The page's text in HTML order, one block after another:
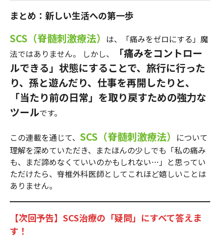
まとめ：新しい生活への第一歩
SCS（脊髄刺激療法） は、「痛みをゼロにする」魔
法ではありません。 しかし、
「痛みをコントロー
ルできる」状態にすることで、旅行に行った
り、孫と遊んだり、仕事を再開したりと、
「当たり前の日常」を取り戻すための強力な
ツールです。
この連載を通じて、 SCS（脊髄刺激療法）
について
理解を深めていただき、またほんの少しでも「私の痛み
も、まだ諦めなくていいのかもしれない…」と思ってい
ただけたら、脊椎外科医師としてこれほど嬉しいことは
ありません。
【次回予告】SCS治療の「疑問」にすべて答えま
す！